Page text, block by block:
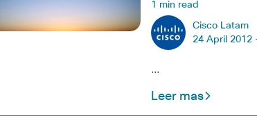
1 min read
Cisco Latam
24 April 2012
…
Leer mas